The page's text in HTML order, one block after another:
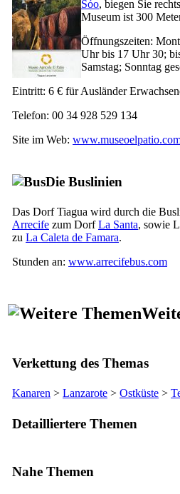
Sóo, biegen Sie
Museum ist 300
Öffnungszeiten:
Uhr bis 17 Uhr 30;
Samstag; Sonntag
Eintritt: 6 € für Ausländer
Telefon: 00 34 928 529 134
Site im Web:
Die Buslinien
Das DorfTiagua wird durch die
Arrecife zum DorfLa Santa, sowie
zu La Caleta de Famara.
Stunden an: www.arrecifebus.com
Verkettung des Themas
Kanaren > Lanzarote > Ostküste >
Detailliertere Themen
Nahe Themen